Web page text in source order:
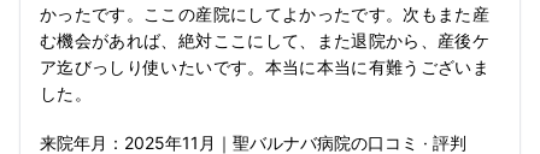
かったです。ここの産院にしてよかったです。次もまた産
む機会があれば、絶対ここにして、また退院から、産後ケ
ア迄びっしり使いたいです。本当に本当に有難うございま
した。
来院年月： 2025年11月 ｜ 聖バルナバ病院の口コミ · 評判